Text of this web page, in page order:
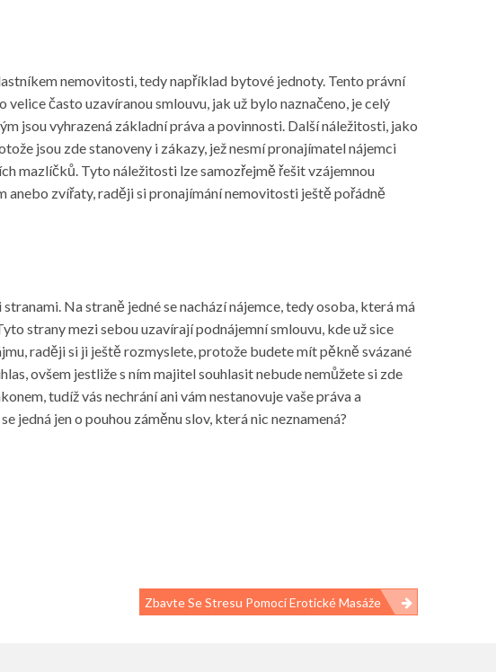
nemovitosti, tedy například bytové jednoty. Tento právní
často uzavíranou smlouvu, jak už bylo naznačeno, je celý
jsou vyhrazená základní práva a povinnosti. Další náležitosti, jako
jsou zde stanoveny i zákazy, jež nesmí pronajímatel nájemci
mazlíčků. Tyto náležitosti lze samozřejmě řešit vzájemnou
anebo zvířaty, raději si pronajímání nemovitosti ještě pořádně
Na straně jedné se nachází nájemce, tedy osoba, která má
strany mezi sebou uzavírají podnájemní smlouvu, kde už sice
raději si ji ještě rozmyslete, protože budete mít pěkně svázané
ovšem jestliže s ním majitel souhlasit nebude nemůžete si zde
tudíž vás nechrání ani vám nestanovuje vaše práva a
jedná jen o pouhou záměnu slov, která nic neznamená?
Zbavte Se Stresu Pomocí Erotické Masáže